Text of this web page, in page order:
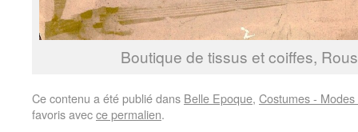
Boutique de tissus et coiffes,
Ce contenu a été publié dans Belle Epoque, Costumes -
favoris avecce permalien.